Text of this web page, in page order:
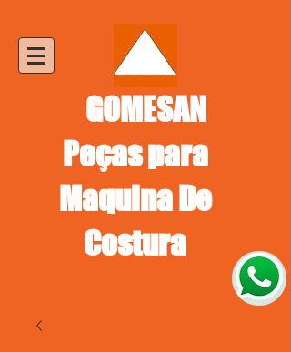
GOMESAN
Peças para
Maquina De
Costura